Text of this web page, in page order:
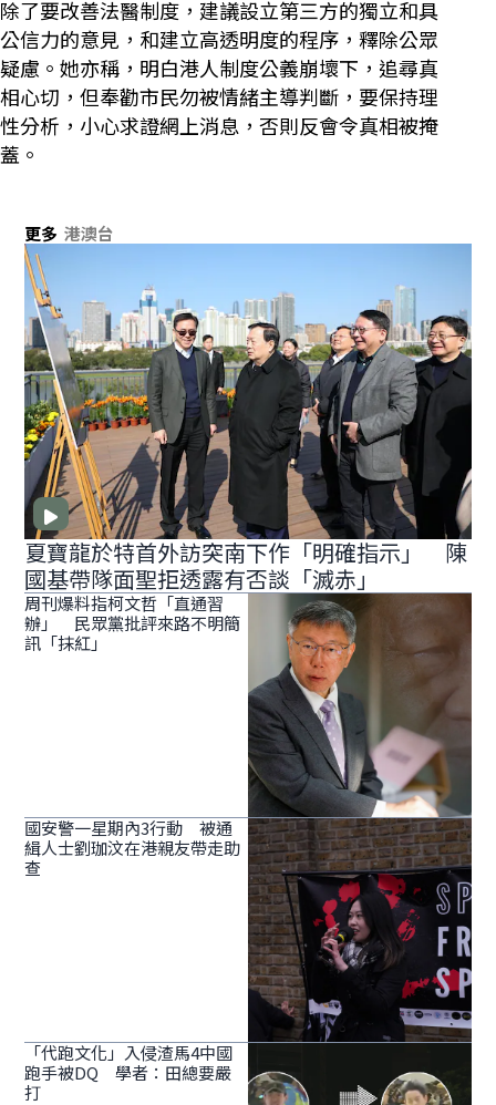
除了要改善法醫制度，建議設立第三方的獨立和具
公信力的意見，和建立高透明度的程序，釋除公眾
疑慮。她亦稱，明白港人制度公義崩壞下，追尋真
相心切，但奉勸市民勿被情緒主導判斷，要保持理
性分析，小心求證網上消息，否則反會令真相被掩
蓋。
更多 港澳台
夏寶龍於特首外訪突南下作「明確指示」 陳
國基帶隊面聖拒透露有否談「滅赤」
周刊爆料指柯文哲「直通習
辦」 民眾黨批評來路不明簡
訊「抹紅」
國安警一星期內3行動 被通
緝人士劉珈汶在港親友帶走助
查
「代跑文化」入侵渣馬4中國
跑手被DQ 學者：田總要嚴
打